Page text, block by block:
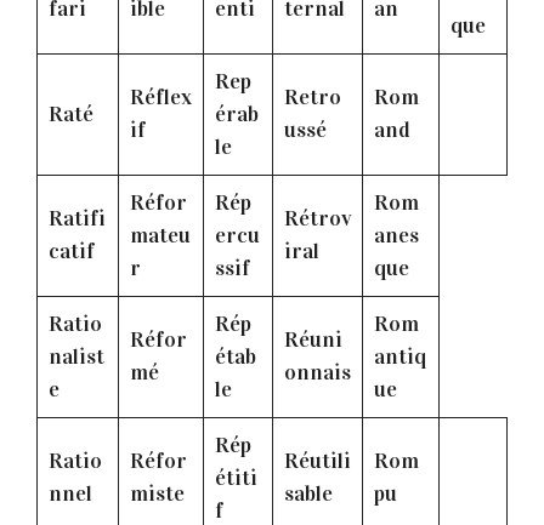
fari ible enti ternal an
que
Raté
Réflex
if
Rep
érab
le
Retro
ussé
Rom
and
Ratifi
catif
Réfor
mateu
r
Rép
ercu
ssif
Rétrov
iral
Rom
anes
que
Ratio
nalist
e
Réfor
mé
Rép
étab
le
Réuni
onnais
Rom
antiq
ue
Ratio
nnel
Réfor
miste
Rép
étiti
f
Réutili
sable
Rom
pu